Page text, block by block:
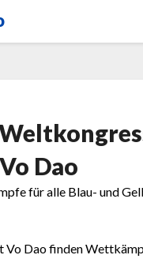
Vo Dao
für alle Blau- und
Vo Dao finden